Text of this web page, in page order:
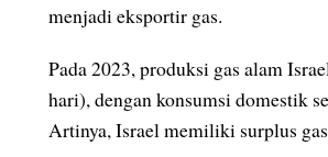
menjadi eksportir gas.
Pada 2023, produksi gas alam
hari), dengan konsumsi domestik
Artinya, Israel memiliki surplus